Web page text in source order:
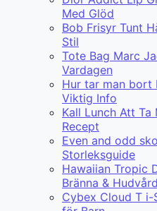
Med Glöd
Bob Frisyr Tunt
Stil
Tote Bag Marc
Vardagen
Hur tar man bort
Viktig Info
Kall Lunch Att
Recept
Even and odd
Storleksguide
Hawaiian Tropic
Bränna & Hudvård
Cybex Cloud T i-